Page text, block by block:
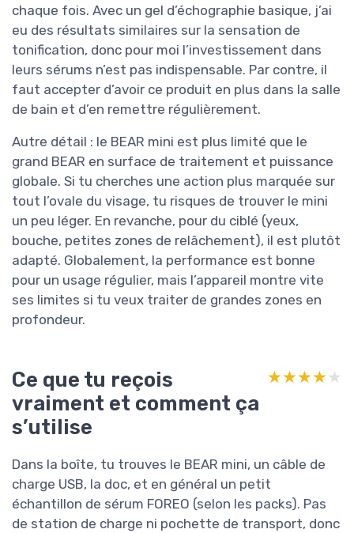
chaque fois. Avec un gel d’échographie basique, j’ai
eu des résultats similaires sur la sensation de
tonification, donc pour moi l’investissement dans
leurs sérums n’est pas indispensable. Par contre, il
faut accepter d’avoir ce produit en plus dans la salle
de bain et d’en remettre régulièrement.
Autre détail : le BEAR mini est plus limité que le
grand BEAR en surface de traitement et puissance
globale. Si tu cherches une action plus marquée sur
tout l’ovale du visage, tu risques de trouver le mini
un peu léger. En revanche, pour du ciblé (yeux,
bouche, petites zones de relâchement), il est plutôt
adapté. Globalement, la performance est bonne
pour un usage régulier, mais l’appareil montre vite
ses limites si tu veux traiter de grandes zones en
profondeur.
Ce que tu reçois
vraiment et comment ça
s’utilise
★★★★★
★★★★★
Dans la boîte, tu trouves le BEAR mini, un câble de
charge USB, la doc, et en général un petit
échantillon de sérum FOREO (selon les packs). Pas
de station de charge ni pochette de transport, donc